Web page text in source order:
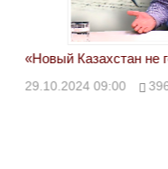
«Новый Казахстан не
29.10.2024 09:00